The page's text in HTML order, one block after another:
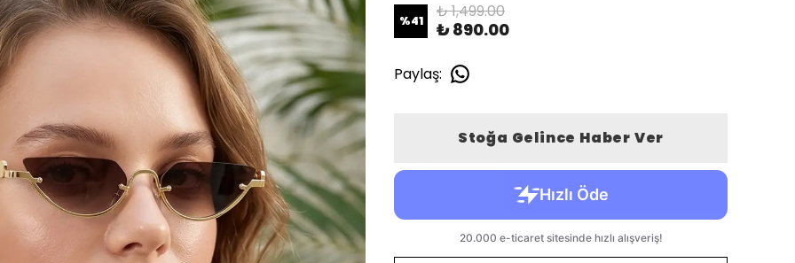
%41 ₺ 1,499.00
₺ 890.00
Paylaş:
Stoğa Gelince Haber Ver